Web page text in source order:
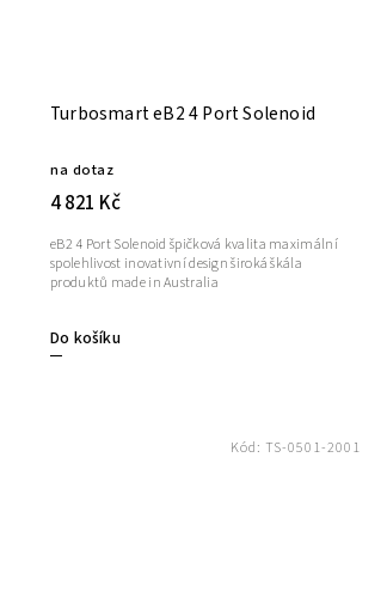
Turbosmart eB2 4 Port Solenoid
na dotaz
4 821 Kč
Do košíku
eB2 4 Port Solenoid špičková kvalita maximální
spolehlivost inovativní design široká škála
produktů made in Australia
Kód: TS-0501-2001